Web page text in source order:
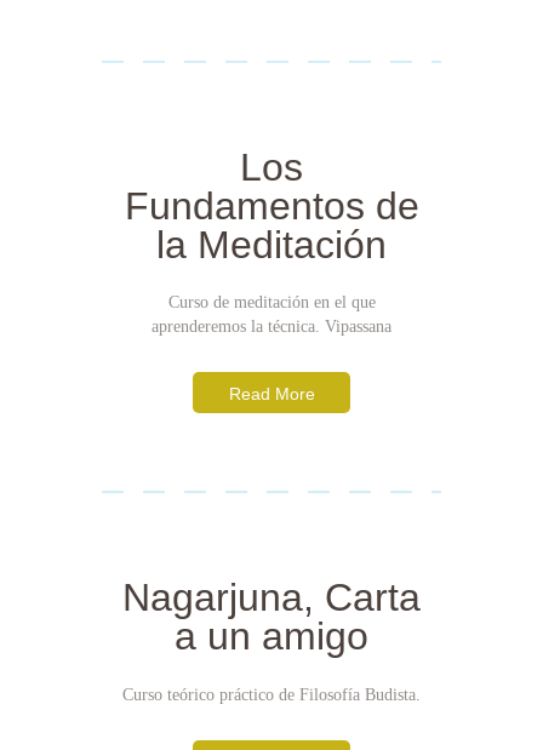
Los
Fundamentos de
la Meditación
Curso de meditación en el que
aprenderemos la técnica. Vipassana
Read More
Nagarjuna, Carta
a un amigo
Curso teórico práctico de Filosofía Budista.